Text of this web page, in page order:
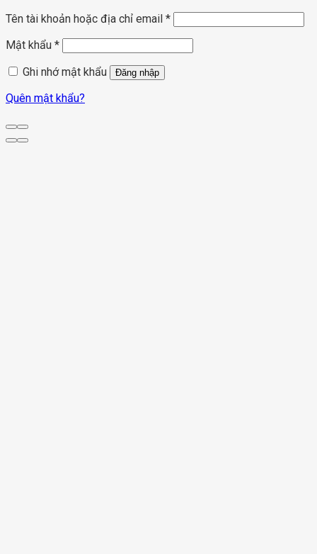
Tên tài khoản hoặc địa chỉ email *
Mật khẩu *
Ghi nhớ mật khẩu
Đăng nhập
Quên mật khẩu?